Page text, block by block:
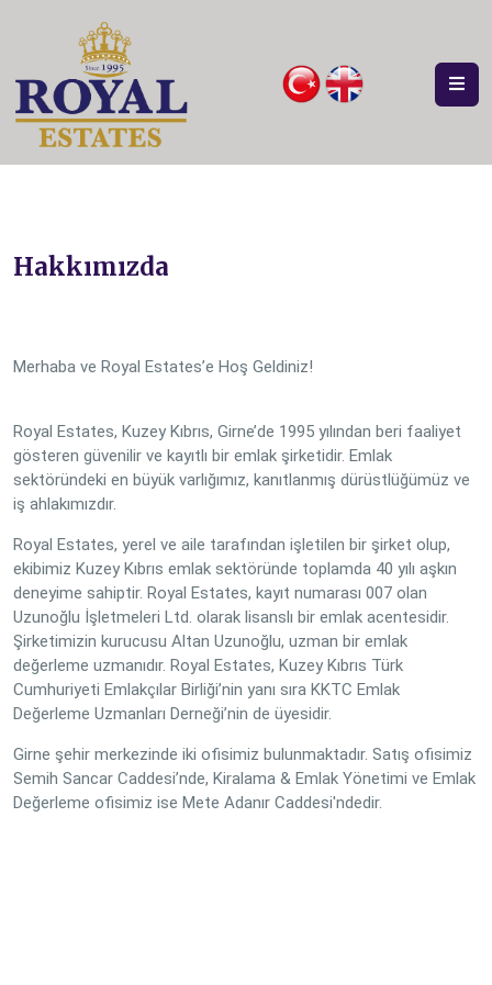
Hakkımızda
Merhaba ve Royal Estates’e Hoş Geldiniz!
Royal Estates, Kuzey Kıbrıs, Girne’de 1995 yılından beri faaliyet
gösteren güvenilir ve kayıtlı bir emlak şirketidir. Emlak
sektöründeki en büyük varlığımız, kanıtlanmış dürüstlüğümüz ve
iş ahlakımızdır.
Royal Estates, yerel ve aile tarafından işletilen bir şirket olup,
ekibimiz Kuzey Kıbrıs emlak sektöründe toplamda 40 yılı aşkın
deneyime sahiptir. Royal Estates, kayıt numarası 007 olan
Uzunoğlu İşletmeleri Ltd. olarak lisanslı bir emlak acentesidir.
Şirketimizin kurucusu Altan Uzunoğlu, uzman bir emlak
değerleme uzmanıdır. Royal Estates, Kuzey Kıbrıs Türk
Cumhuriyeti Emlakçılar Birliği’nin yanı sıra KKTC Emlak
Değerleme Uzmanları Derneği’nin de üyesidir.
Girne şehir merkezinde iki ofisimiz bulunmaktadır. Satış ofisimiz
Semih Sancar Caddesi’nde, Kiralama & Emlak Yönetimi ve Emlak
Değerleme ofisimiz ise Mete Adanır Caddesi'ndedir.